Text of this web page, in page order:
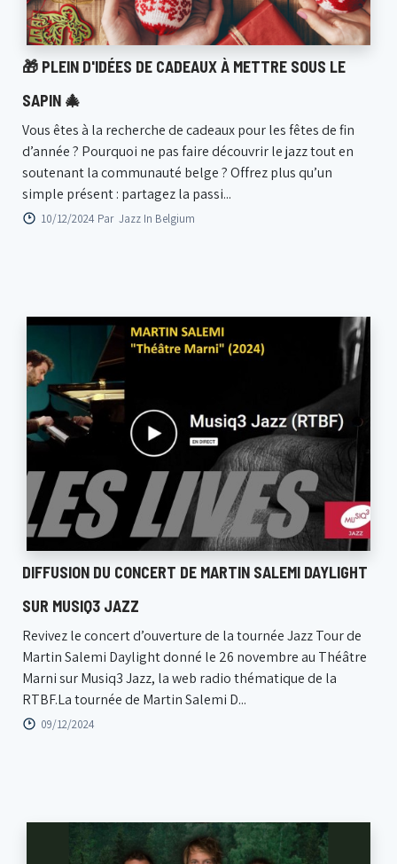
🎁 PLEIN D'IDÉES DE CADEAUX À METTRE SOUS LE
SAPIN 🎄
Vous êtes à la recherche de cadeaux pour les fêtes de fin
d’année ? Pourquoi ne pas faire découvrir le jazz tout en
soutenant la communauté belge ? Offrez plus qu’un
simple présent : partagez la passi...
10/12/2024 Par Jazz In Belgium
DIFFUSION DU CONCERT DE MARTIN SALEMI DAYLIGHT
SUR MUSIQ3 JAZZ
Revivez le concert d’ouverture de la tournée Jazz Tour de
Martin Salemi Daylight donné le 26 novembre au Théâtre
Marni sur Musiq3 Jazz, la web radio thématique de la
RTBF.La tournée de Martin Salemi D...
09/12/2024